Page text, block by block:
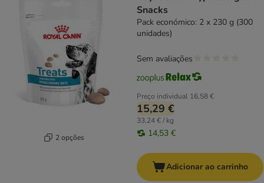
2 opções
Snacks
Pack económico: 2 x 230 g (300
unidades)
Preço individual 16,58 €
15,29 €
33,24 € / kg
14,53 €
Sem avaliações
Adicionar ao carrinho